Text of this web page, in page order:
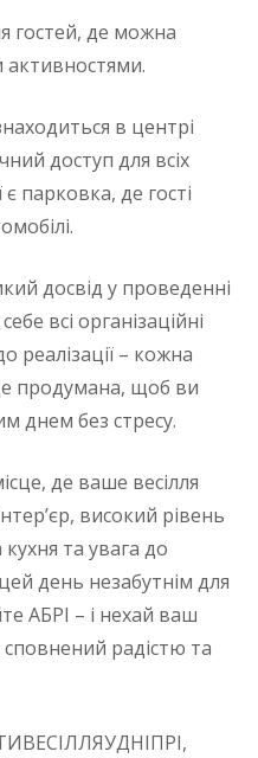
гостей, де можна
активностями.
в центрі
доступ для всіх
парковка, де гості
досвід у проведенні
всі організаційні
реалізації – кожна
продумана, щоб ви
днем без стресу.
де ваше весілля
високий рівень
та увага до
день незабутнім для
АБРІ – і нехай ваш
радістю та